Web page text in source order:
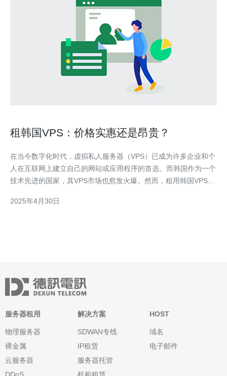
租韩国VPS：价格实惠还是昂贵？
在当今数字化时代，虚拟私人服务器（VPS）已成为许多企业和个
人在互联网上建立自己的网站或应用程序的首选。而韩国作为一个
技术先进的国家，其VPS市场也愈发火爆。然而，租用韩国VPS究
的竞争激烈，这使得价格相对较低。相比于其他发达国家，韩国的
2025年4月30日
服务器租用
物理服务器
裸金属
云服务器
解决方案
SDWAN专线
IP租赁
服务器托管
HOST
域名
电子邮件